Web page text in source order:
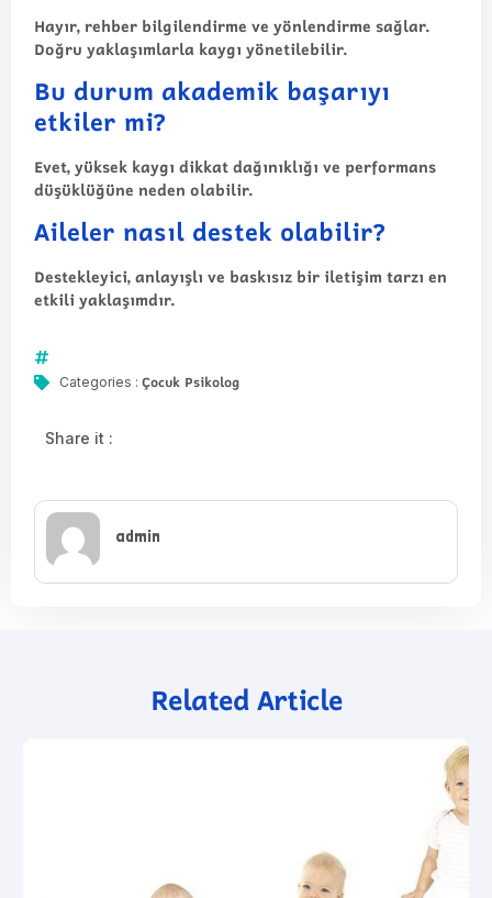
Hayır, rehber bilgilendirme ve yönlendirme sağlar.
Doğru yaklaşımlarla kaygı yönetilebilir.
Bu durum akademik başarıyı
etkiler mi?
Evet, yüksek kaygı dikkat dağınıklığı ve performans
düşüklüğüne neden olabilir.
Aileler nasıl destek olabilir?
Destekleyici, anlayışlı ve baskısız bir iletişim tarzı en
etkili yaklaşımdır.
Categories : Çocuk Psikolog
Share it :
admin
Related Article